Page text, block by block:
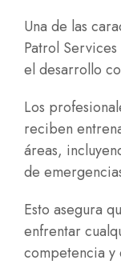
Una de las
Patrol
el desarrollo
Los
reciben
áreas,
de
Esto asegura
enfrentar
competencia y